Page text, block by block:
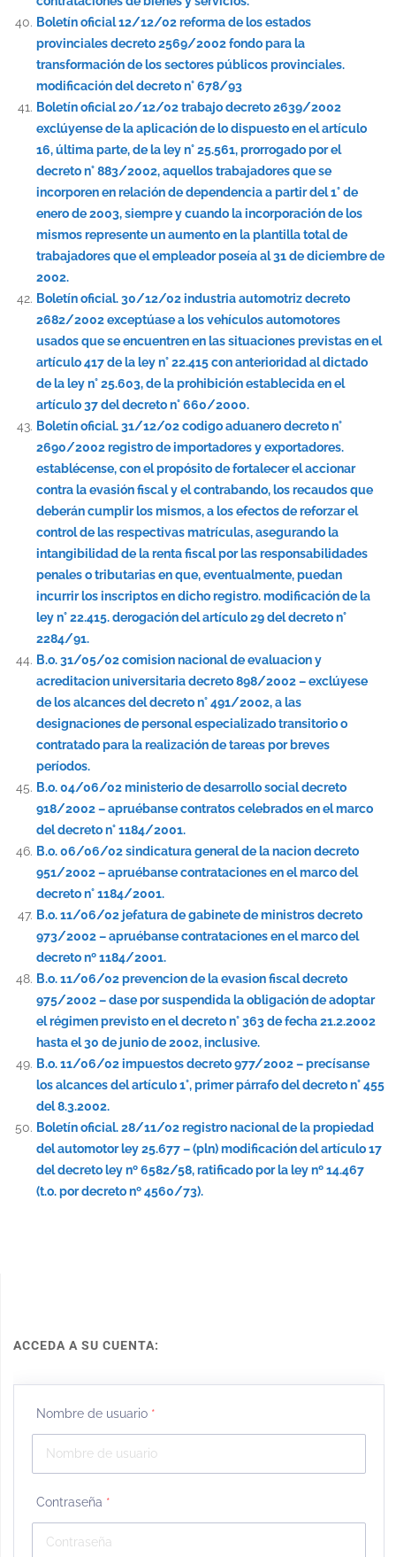
Boletín oficial 12/12/02 reforma de los estados
provinciales decreto 2569/2002 fondo para la
transformación de los sectores públicos provinciales.
modificación del decreto n° 678/93
Boletín oficial 20/12/02 trabajo decreto 2639/2002
exclúyense de la aplicación de lo dispuesto en el artículo
16, última parte, de la ley n° 25.561, prorrogado por el
decreto n° 883/2002, aquellos trabajadores que se
incorporen en relación de dependencia a partir del 1° de
enero de 2003, siempre y cuando la incorporación de los
mismos represente un aumento en la plantilla total de
trabajadores que el empleador poseía al 31 de diciembre de
2002.
Boletín oficial. 30/12/02 industria automotriz decreto
2682/2002 exceptúase a los vehículos automotores
usados que se encuentren en las situaciones previstas en el
artículo 417 de la ley n° 22.415 con anterioridad al dictado
de la ley n° 25.603, de la prohibición establecida en el
artículo 37 del decreto n° 660/2000.
Boletín oficial. 31/12/02 codigo aduanero decreto n°
2690/2002 registro de importadores y exportadores.
establécense, con el propósito de fortalecer el accionar
contra la evasión fiscal y el contrabando, los recaudos que
deberán cumplir los mismos, a los efectos de reforzar el
control de las respectivas matrículas, asegurando la
intangibilidad de la renta fiscal por las responsabilidades
penales o tributarias en que, eventualmente, puedan
incurrir los inscriptos en dicho registro. modificación de la
ley n° 22.415. derogación del artículo 29 del decreto n°
2284/91.
B.o. 31/05/02 comision nacional de evaluacion y
acreditacion universitaria decreto 898/2002 – exclúyese
de los alcances del decreto n° 491/2002, a las
designaciones de personal especializado transitorio o
contratado para la realización de tareas por breves
períodos.
B.o. 04/06/02 ministerio de desarrollo social decreto
918/2002 – apruébanse contratos celebrados en el marco
del decreto n° 1184/2001.
B.o. 06/06/02 sindicatura general de la nacion decreto
951/2002 – apruébanse contrataciones en el marco del
decreto n° 1184/2001.
B.o. 11/06/02 jefatura de gabinete de ministros decreto
973/2002 – apruébanse contrataciones en el marco del
decreto nº 1184/2001.
B.o. 11/06/02 prevencion de la evasion fiscal decreto
975/2002 – dase por suspendida la obligación de adoptar
el régimen previsto en el decreto n° 363 de fecha 21.2.2002
hasta el 30 de junio de 2002, inclusive.
B.o. 11/06/02 impuestos decreto 977/2002 – precísanse
los alcances del artículo 1°, primer párrafo del decreto n° 455
del 8.3.2002.
Boletín oficial. 28/11/02 registro nacional de la propiedad
del automotor ley 25.677 – (pln) modificación del artículo 17
del decreto ley nº 6582/58, ratificado por la ley nº 14.467
(t.o. por decreto nº 4560/73).
ACCEDA A SU CUENTA:
Nombre de usuario *
Contraseña *